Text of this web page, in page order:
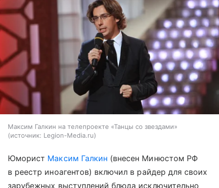
Максим Галкин на телепроекте «Танцы со звездами»
источник: Legion-Media.ru
Юморист Максим Галкин (внесен Минюстом РФ
в реестр иноагентов) включил в райдер для своих
зарубежных выступлений блюда исключительно